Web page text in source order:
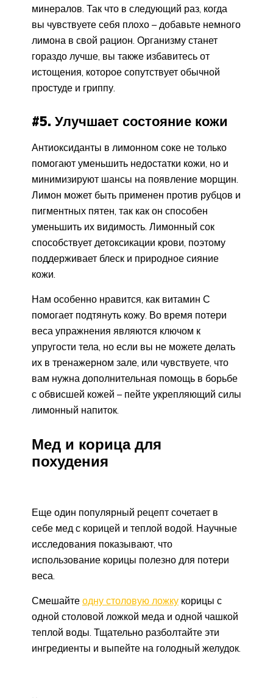
минералов. Так что в следующий раз, когда
вы чувствуете себя плохо – добавьте немного
лимона в свой рацион. Организму станет
гораздо лучше, вы также избавитесь от
истощения, которое сопутствует обычной
простуде и гриппу.
#5. Улучшает состояние кожи
Антиоксиданты в лимонном соке не только
помогают уменьшить недостатки кожи, но и
минимизируют шансы на появление морщин.
Лимон может быть применен против рубцов и
пигментных пятен, так как он способен
уменьшить их видимость. Лимонный сок
способствует детоксикации крови, поэтому
поддерживает блеск и природное сияние
кожи.
Нам особенно нравится, как витамин С
помогает подтянуть кожу. Во время потери
веса упражнения являются ключом к
упругости тела, но если вы не можете делать
их в тренажерном зале, или чувствуете, что
вам нужна дополнительная помощь в борьбе
с обвисшей кожей – пейте укрепляющий силы
лимонный напиток.
Мед и корица для
похудения
Еще один популярный рецепт сочетает в
себе мед с корицей и теплой водой. Научные
исследования показывают, что
использование корицы полезно для потери
веса.
Смешайте одну столовую ложку корицы с
одной столовой ложкой меда и одной чашкой
теплой воды. Тщательно разболтайте эти
ингредиенты и выпейте на голодный желудок.